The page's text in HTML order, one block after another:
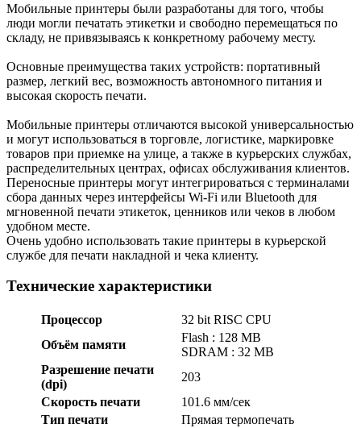
Мобильные принтеры были разработаны для того, чтобы
люди могли печатать этикетки и свободно перемещаться по
складу, не привязываясь к конкретному рабочему месту.
Основные преимущества таких устройств: портативный
размер, легкий вес, возможность автономного питания и
высокая скорость печати.
Мобильные принтеры отличаются высокой универсальностью
и могут использоваться в торговле, логистике, маркировке
товаров при приемке на улице, а также в курьерских службах,
распределительных центрах, офисах обслуживания клиентов.
Переносные принтеры могут интегрироваться с терминалами
сбора данных через интерфейсы Wi-Fi или Bluetooth для
мгновенной печати этикеток, ценников или чеков в любом
удобном месте.
Очень удобно использовать такие принтеры в курьерской
службе для печати накладной и чека клиенту.
Технические характеристики
Процессор
32 bit RISC CPU
Объём памяти
Flash : 128 MB
SDRAM : 32 MB
Разрешение печати
(dpi)
203
Скорость печати
101.6 мм/сек
Тип печати
Прямая термопечать